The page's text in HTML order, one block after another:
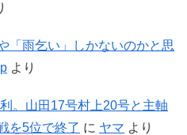
「雨乞い」しかないのかと思
より
。山田17号村上20号と主軸
を5位で終了 に ヤマ より